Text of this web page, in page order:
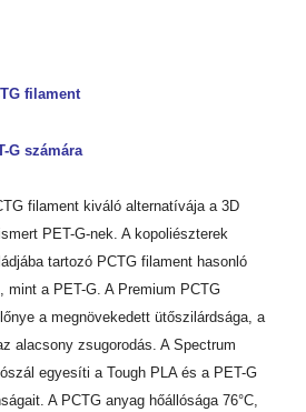
filament
G számára
filament kiváló alternatívája a 3D
PET-G-nek. A kopoliészterek
tartozó PCTG filament hasonló
mint a PET-G. A Premium PCTG
a megnövekedett ütőszilárdsága, a
alacsony zsugorodás. A Spectrum
egyesíti a Tough PLA és a PET-G
A PCTG anyag hőállósága 76°C,